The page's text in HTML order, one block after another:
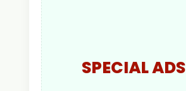
SPECIAL ADS